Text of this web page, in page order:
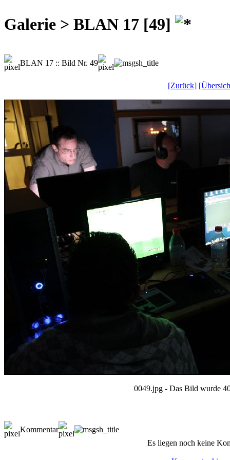
Galerie > BLAN 17 [49]
BLAN 17 :: Bild Nr. 49
[Zurück]
0049.jpg - Das Bild wurde
Kommentar
Es liegen noch keine